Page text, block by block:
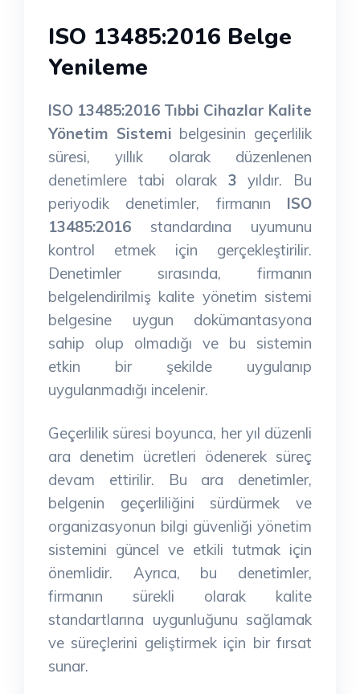
ISO 13485:2016 Belge
Yenileme
ISO 13485:2016 Tıbbi Cihazlar Kalite
Yönetim Sistemi belgesinin geçerlilik
süresi, yıllık olarak düzenlenen
denetimlere tabi olarak 3 yıldır. Bu
periyodik denetimler, firmanın ISO
13485:2016 standardına uyumunu
kontrol etmek için gerçekleştirilir.
Denetimler sırasında, firmanın
belgelendirilmiş kalite yönetim sistemi
belgesine uygun dokümantasyona
sahip olup olmadığı ve bu sistemin
etkin bir şekilde uygulanıp
uygulanmadığı incelenir.
Geçerlilik süresi boyunca, her yıl düzenli
ara denetim ücretleri ödenerek süreç
devam ettirilir. Bu ara denetimler,
belgenin geçerliliğini sürdürmek ve
organizasyonun bilgi güvenliği yönetim
sistemini güncel ve etkili tutmak için
önemlidir. Ayrıca, bu denetimler,
firmanın sürekli olarak kalite
standartlarına uygunluğunu sağlamak
ve süreçlerini geliştirmek için bir fırsat
sunar.